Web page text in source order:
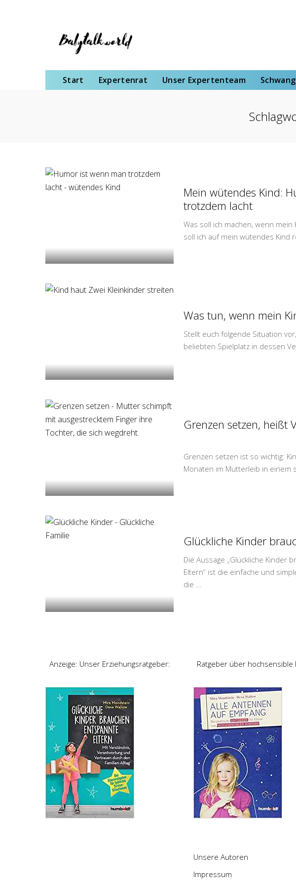
Start Expertenrat Unser Expertenteam
Mein wütendes Kind:
trotzdem lacht
Was soll ich machen, wenn
soll ich auf mein wütendes Kind
Was tun, wenn mein
Stellt euch folgende Situation
beliebten Spielplatz in dessen
Grenzen setzen, heißt
Grenzen setzen ist so wichtig:
Monaten im Mutterleib in einem
Glückliche Kinder
Die Aussage „Glückliche Kinder
Eltern“ ist die einfache und
die ...
Anzeige: Unser Erziehungsratgeber: Ratgeber über hochsensible
Unsere Autoren
Impressum